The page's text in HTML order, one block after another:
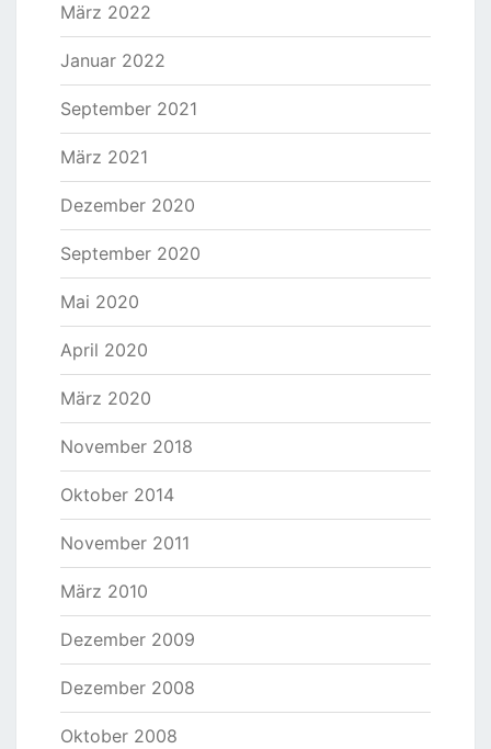
März 2022
Januar 2022
September 2021
März 2021
Dezember 2020
September 2020
Mai 2020
April 2020
März 2020
November 2018
Oktober 2014
November 2011
März 2010
Dezember 2009
Dezember 2008
Oktober 2008